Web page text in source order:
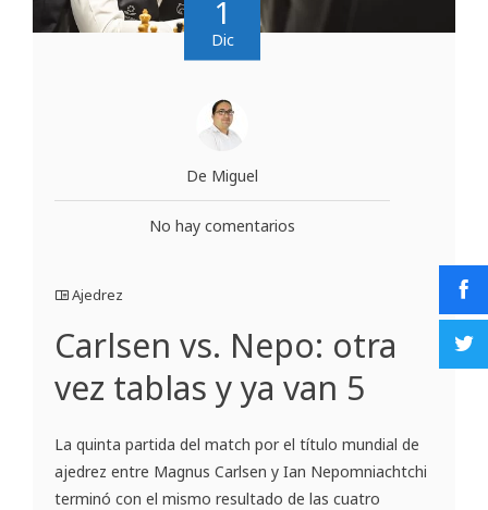
1
Dic
De Miguel
No hay comentarios
Ajedrez
Carlsen vs. Nepo: otra
vez tablas y ya van 5
La quinta partida del match por el título mundial de
ajedrez entre Magnus Carlsen y Ian Nepomniachtchi
terminó con el mismo resultado de las cuatro